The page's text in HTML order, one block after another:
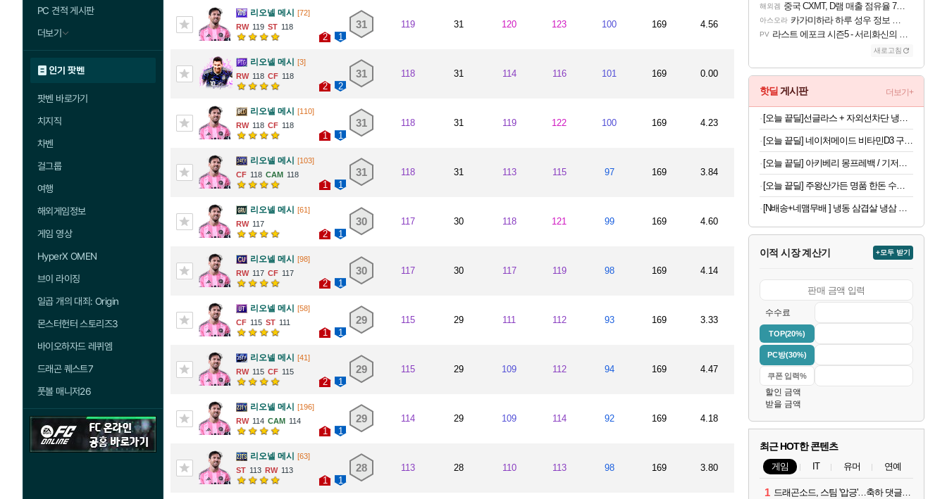
PC 견적 게시판
더보기
인기 팟벤
팟벤 바로가기
치지직
차벤
걸그룹
여행
해외게임정보
게임 영상
HyperX OMEN
브이 라이징
일곱 개의 대죄: Origin
몬스터헌터 스토리즈3
바이오하자드 레퀴엠
드래곤 퀘스트7
풋볼 매니저26
리오넬 메시 [72]
119
118
2 1
31 119 31 120 123 100 169 4.56
리오넬 메시 [3]
118
118
2 2
31 118 31 114 116 101 169 0.00
리오넬 메시 [110]
118
118
1 1
31 118 31 119 122 100 169 4.23
리오넬 메시 [103]
118
118
1 1
31 118 31 113 115 97 169 3.84
리오넬 메시 [61]
117
2 1
30 117 30 118 121 99 169 4.60
리오넬 메시 [98]
117
117
2 1
30 117 30 117 119 98 169 4.14
리오넬 메시 [58]
115
111
1 1
29 115 29 111 112 93 169 3.33
리오넬 메시 [41]
115
115
2 1
29 115 29 109 112 94 169 4.47
리오넬 메시 [196]
114
114
1 1
29 114 29 109 114 92 169 4.18
리오넬 메시 [63]
113
113
1 1
28 113 28 110 113 98 169 3.80
해외겜 중국 CXMT, D램 매출 점유율 7%…글로벌 4위로 부상
아스오라 카가미하라 하루 성우 정보 및 주요 필모
PV 라스트 에포크 시즌5 - 서리화신의 분노 티저
새로고침
핫딜 게시판 더보기+
[N배송+네맴무배 ] 냉동 삼겹살 냉삼 수입 돼지고기 절단 대패삼겹살
이적 시장 계산기 +모두 받기
수수료
TOP(20%)
PC방(30%)
할인 금액
받을 금액
최근 HOT한 콘텐츠
게임 IT 유머 연예
1 드래곤소드, 스팀 '압긍'…축하 댓글 달고 게임 코드 받자!